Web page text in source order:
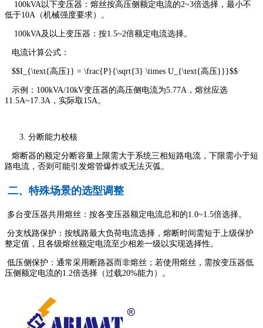
100kVA以下变压器：熔丝按高压侧额定电流的2~3倍选择，最小不
低于10A（机械强度要求）。
100kVA及以上变压器：按1.5~2倍额定电流选择。
电流计算公式：
$$I_{\text{高压}} = \frac{P}{\sqrt{3} \times U_{\text{高压}}}$$
示例：100kVA/10kV变压器的高压侧电流为5.77A，熔丝应选
11.5A~17.3A，实际取15A。
分断能力校核
熔断器的额定分断容量上限需大于系统三相短路电流，下限需小于短
路电流，否则可能引发熔管爆炸或无法灭弧。
二、特殊场景的选型调整
多台变压器共用熔丝：按各变压器额定电流总和的1.0~1.5倍选择。
分支线路保护：按线路最大负荷电流选择，熔断时间需短于上级保护
整定值，且各级熔丝额定电流至少相差一级以实现选择性。
低压侧保护：通常采用断路器而非熔丝；若使用熔丝，需按变压器低
压侧额定电流的1.2倍选择（过载20%能力）。